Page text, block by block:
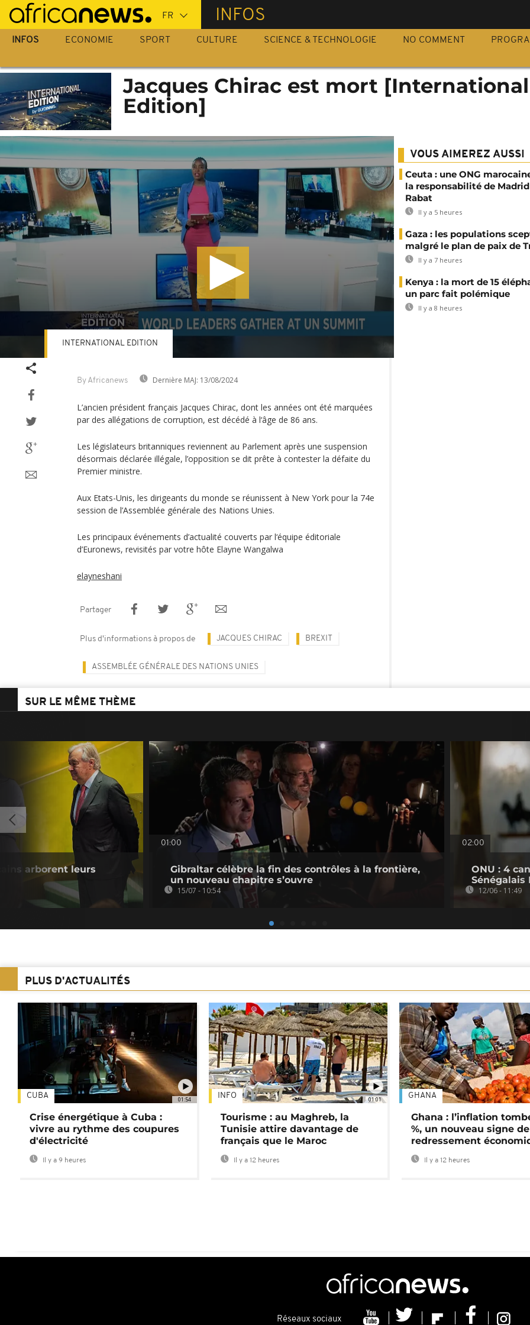
Passer
au
contenu
INFOS
INFOS ECONOMIE SPORT CULTURE SCIENCE & TECHNOLOGIE NO COMMENT
Jacques Chirac est mort [International
Edition]
By Africanews Dernière MAJ: 13/08/2024
INTERNATIONAL EDITION
L’ancien président français Jacques Chirac, dont les années ont été marquées
par des allégations de corruption, est décédé à l‘âge de 86 ans.
Les législateurs britanniques reviennent au Parlement après une suspension
désormais déclarée illégale, l’opposition se dit prête à contester la défaite du
Premier ministre.
Aux Etats-Unis, les dirigeants du monde se réunissent à New York pour la 74e
session de l’Assemblée générale des Nations Unies.
Les principaux événements d’actualité couverts par l‘équipe éditoriale
d’Euronews, revisités par votre hôte Elayne Wangalwa
elayneshani
Partager
Plus d'informations à propos de JACQUES CHIRAC BREXIT
ASSEMBLÉE GÉNÉRALE DES NATIONS UNIES
VOUS AIMEREZ AUSSI
Ceuta : une ONG
la responsabilité de
Rabat
Il y a 5 heures
Gaza : les populations
malgré le plan de paix de
Il y a 7 heures
Kenya : la mort de 15
un parc fait polémique
Il y a 8 heures
SUR LE MÊME THÈME
arborent leurs
01:00
Gibraltar célèbre la fin des contrôles à la frontière,
un nouveau chapitre s’ouvre
15/07 - 10:54
02:00
ONU : 4
Sénégalais
12/06 - 11:49
PLUS D'ACTUALITÉS
01:54
CUBA
Crise énergétique à Cuba :
vivre au rythme des coupures
d'électricité
Il y a 9 heures
01:01
INFO
Tourisme : au Maghreb, la
Tunisie attire davantage de
français que le Maroc
Il y a 12 heures
GHANA
Ghana : l’inflation
%, un nouveau signe de
redressement
Il y a 12 heures
Réseaux sociaux